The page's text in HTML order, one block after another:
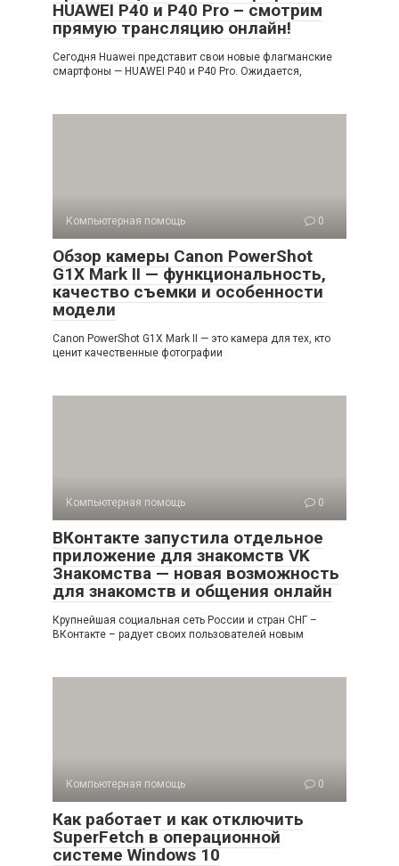
HUAWEI P40 и P40 Pro – смотрим
прямую трансляцию онлайн!
Сегодня Huawei представит свои новые флагманские
смартфоны — HUAWEI P40 и P40 Pro. Ожидается,
Компьютерная помощь 0
Обзор камеры Canon PowerShot
G1X Mark II — функциональность,
качество съемки и особенности
модели
Canon PowerShot G1X Mark II — это камера для тех, кто
ценит качественные фотографии
Компьютерная помощь 0
ВКонтакте запустила отдельное
приложение для знакомств VK
Знакомства — новая возможность
для знакомств и общения онлайн
Крупнейшая социальная сеть России и стран СНГ –
ВКонтакте – радует своих пользователей новым
Компьютерная помощь 0
Как работает и как отключить
SuperFetch в операционной
системе Windows 10